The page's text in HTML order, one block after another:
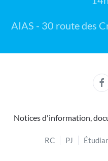
AIAS - 30 route des
Notices d'information,
RC PJ